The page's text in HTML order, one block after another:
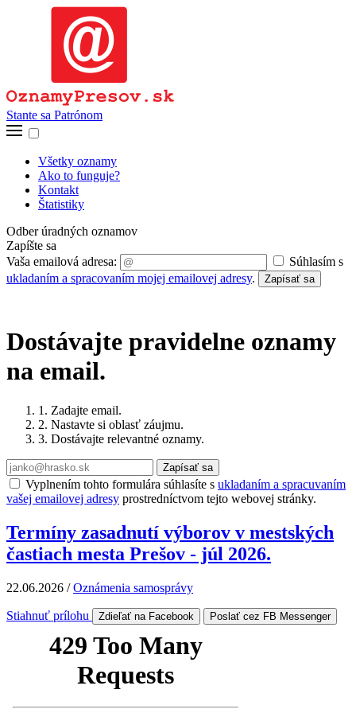
Stante sa Patrónom
Všetky oznamy
Ako to funguje?
Kontakt
Štatistiky
Odber úradných oznamov
Zapíšte sa
Vaša emailová adresa:
Súhlasím s
ukladaním a spracovaním mojej emailovej adresy. Zapísať sa
Dostávajte pravidelne oznamy
na email.
1. Zadajte email.
2. Nastavte si oblasť záujmu.
3. Dostávajte relevantné oznamy.
Zapísať sa
Vyplnením tohto formulára súhlasíte s ukladaním a spracuvaním
vašej emailovej adresy prostredníctvom tejto webovej stránky.
Termíny zasadnutí výborov v mestských
častiach mesta Prešov - júl 2026.
22.06.2026 /Oznámenia samosprávy
Stiahnuť prílohu Zdieľať na Facebook Poslať cez FB Messenger